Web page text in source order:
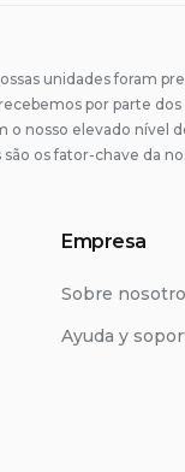
unidades foram
por parte dos
o nosso elevado nível
os fator-chave da
Empresa
Sobre
Ayuda y